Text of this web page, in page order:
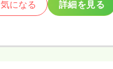
気になる 詳細を見る